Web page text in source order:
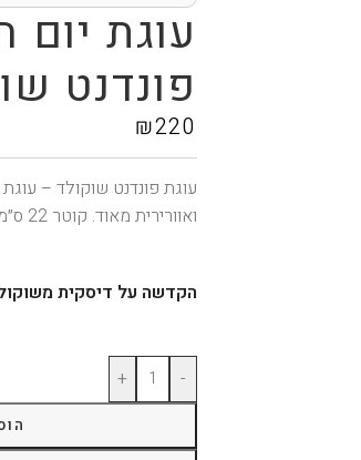
עוגת יום
פונדנט
₪220
עוגת פונדנט שוקולד –
ואוורירית מאוד. קוטר 22 ס״מ עשויה להספיק ל 10-12 אנשים
הקדשה על דיסקית
-
+